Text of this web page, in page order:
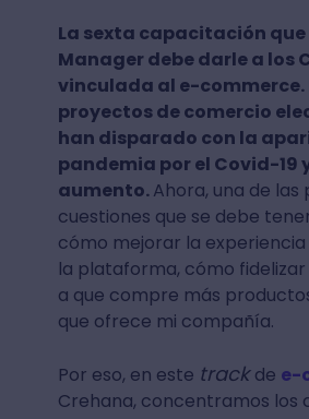
La sexta capacitación que
Manager debe darle a los
vinculada al e-commerce.
proyectos de comercio
han disparado con la
pandemia por el Covid-19
aumento.Ahora, una de las
cuestiones que se debe
cómo mejorar la experiencia
la plataforma, cómo
a que compre más
que ofrece mi compañía.
Por eso, en este trackde e-
Crehana, concentramos los